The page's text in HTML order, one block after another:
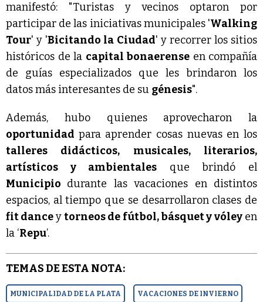
manifestó: "Turistas y vecinos optaron por
participar de las iniciativas municipales 'Walking
Tour' y 'Bicitando la Ciudad' y recorrer los sitios
históricos de la capital bonaerense en compañía
de guías especializados que les brindaron los
datos más interesantes de su génesis".
Además, hubo quienes aprovecharon la
oportunidad para aprender cosas nuevas en los
talleres didácticos, musicales, literarios,
artísticos y ambientales que brindó el
Municipio durante las vacaciones en distintos
espacios, al tiempo que se desarrollaron clases de
fit danceytorneos de fútbol, básquet y vóleyen
la ‘Repu’.
TEMAS DE ESTA NOTA:
MUNICIPALIDAD DE LA PLATA VACACIONES DE INVIERNO